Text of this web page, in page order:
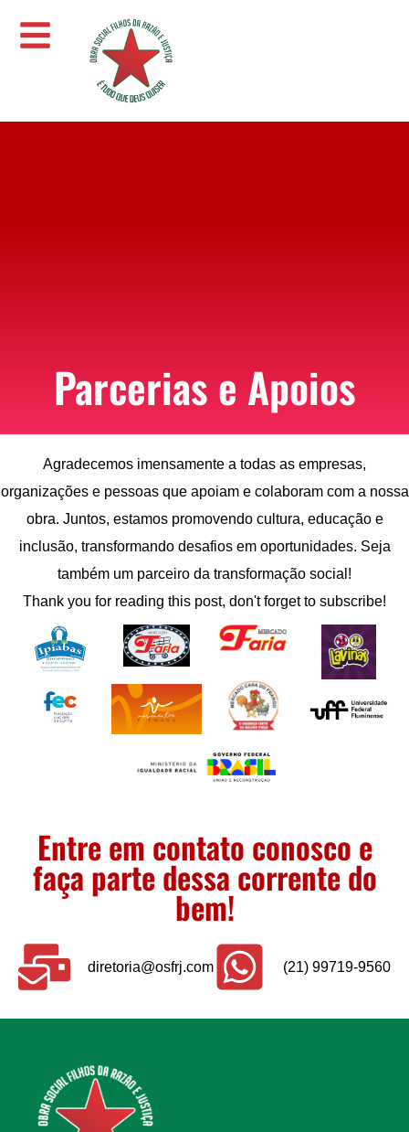
Parcerias e Apoios
Agradecemos imensamente a todas as empresas,
organizações e pessoas que apoiam e colaboram com a nossa
obra. Juntos, estamos promovendo cultura, educação e
inclusão, transformando desafios em oportunidades. Seja
também um parceiro da transformação social!
Thank you for reading this post, don't forget to subscribe!
Entre em contato conosco e
faça parte dessa corrente do
bem!
diretoria@osfrj.com (21) 99719-9560